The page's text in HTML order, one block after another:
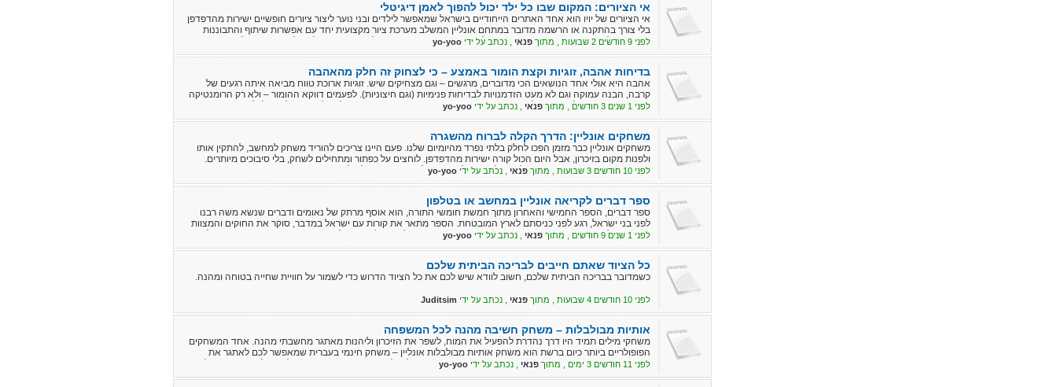
אי הציורים: המקום שבו כל ילד יכול להפוך לאמן דיגיטלי
אי הציורים של יויו הוא אחד האתרים הייחודיים בישראל שמאפשר לילדים ובני נוער ליצור ציורים חופשיים ישירות מהדפדפן
בלי צורך בהתקנה או הרשמה מדובר במתחם אונליין המשלב מערכת ציור מקצועית יחד עם אפשרות שיתוף והתבוננות
בציורים של אחרים מה שמיוחד באתר הוא לא רק מצב הציור החופשי, אלא העובדה שכל תהליך הציור מוקלט ומתועד
לסרטון שניתן לצפייה ושיתוף כך הגולש לא משתף רק ציור סופי אלא גם את הדרך היצירתית שמאחורי היצירה
לפני 9 חודשים 2 שבועות , מתוך פנאי , נכתב על ידי yo-yoo
בדיחות אהבה, זוגיות וקצת הומור באמצע – כי לצחוק זה חלק מהאהבה
אהבה היא אולי אחד הנושאים הכי מדוברים, מרגשים – וגם מצחיקים שיש. זוגיות ארוכת טווח מביאה איתה רגעים של
קרבה, הבנה עמוקה וגם לא מעט הזדמנויות לבדיחות פנימיות (וגם חיצוניות). לפעמים דווקא ההומור – ולא רק הרומנטיקה
– הוא זה ששומר על הזוג יחד לאורך זמן. הנה כמה בדיחות אהבה וזוגיות שיגרמו לכם לחייך, ואולי אפילו להזדהות...
לפני 1 שנים 3 חודשים , מתוך פנאי , נכתב על ידי yo-yoo
משחקים אונליין: הדרך הקלה לברוח מהשגרה
משחקים אונליין כבר מזמן הפכו לחלק בלתי נפרד מהיומיום שלנו. פעם היינו צריכים להוריד משחק למחשב, להתקין אותו
ולפנות מקום בזיכרון, אבל היום הכול קורה ישירות מהדפדפן. לוחצים על כפתור ומתחילים לשחק, בלי סיבוכים מיותרים.
היתרון הזה משמעותי במיוחד בטלפון – לא צריך להוריד אפליקציות כבדות ולא לדאוג שהן יתפסו מקום יקר.
לפני 10 חודשים 3 שבועות , מתוך פנאי , נכתב על ידי yo-yoo
ספר דברים לקריאה אונליין במחשב או בטלפון
ספר דברים, הספר החמישי והאחרון מתוך חמשת חומשי התורה, הוא אוסף מרתק של נאומים ודברים שנשא משה רבנו
לפני בני ישראל, רגע לפני כניסתם לארץ המובטחת. הספר מתאר את קורות עם ישראל במדבר, סוקר את החוקים והמצוות
החשובות לקיום חיים ברוח התורה, ומציג את דבריו האחרונים של משה לבני עמו לפני מותו. בספר דברים יש חזרה על חוקים
רבים שניתנו בספרים הקודמים, אך עם זאת הוא משלב הסברים עמוקים והדגשות חדשות שמשמעותם להבהיר ולחזק את
לפני 1 שנים 9 חודשים , מתוך פנאי , נכתב על ידי yo-yoo
כל הציוד שאתם חייבים לבריכה הביתית שלכם
כשמדובר בבריכה הביתית שלכם, חשוב לוודא שיש לכם את כל הציוד הדרוש כדי לשמור על חוויית שחייה בטוחה ומהנה.
לפני 10 חודשים 4 שבועות , מתוך פנאי , נכתב על ידי Juditsim
אותיות מבולבלות – משחק חשיבה מהנה לכל המשפחה
משחקי מילים תמיד היו דרך נהדרת להפעיל את המוח, לשפר את הזיכרון וליהנות מאתגר מחשבתי מהנה. אחד המשחקים
הפופולריים ביותר כיום ברשת הוא משחק אותיות מבולבלות אונליין – משחק חינמי בעברית שמאפשר לכם לאתגר את
עצמכם, את החברים ואת המשפחה. המטרה במשחק פשוטה: לקבל סדרת אותיות מעורבבות ולנסות להרכיב מהן מילה
נכונה. זה נשמע פשוט, אבל ברגע שמתחילים לשחק מגלים עד כמה זה מאתגר וממכר.
לפני 11 חודשים 3 ימים , מתוך פנאי , נכתב על ידי yo-yoo